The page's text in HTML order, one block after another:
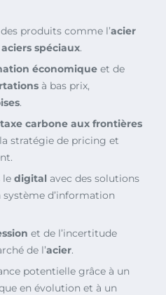
produits comme l’acier
aciers spéciaux.
économique et de
à bas prix,
.
taxe carbone aux frontières
stratégie de pricing et
le digital avec des solutions
d’information
et de l’incertitude
de l’acier.
potentielle grâce à un
en évolution et à un